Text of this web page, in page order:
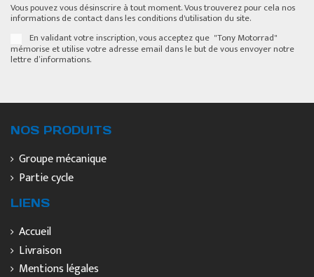
Vous pouvez vous désinscrire à tout moment. Vous trouverez pour cela nos
informations de contact dans les conditions d'utilisation du site.
En validant votre inscription, vous acceptez que "Tony Motorrad"
mémorise et utilise votre adresse email dans le but de vous envoyer notre
lettre d’informations.
NOS PRODUITS
Groupe mécanique
Partie cycle
LIENS
Accueil
Livraison
Mentions légales